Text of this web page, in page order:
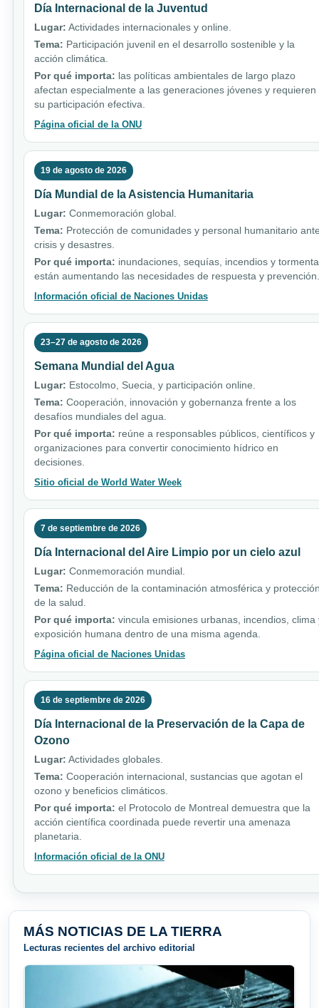
Día Internacional de la Juventud
Lugar: Actividades internacionales y online.
Tema: Participación juvenil en el desarrollo sostenible y la
acción climática.
Por qué importa: las políticas ambientales de largo plazo
afectan especialmente a las generaciones jóvenes y requieren
su participación efectiva.
Página oficial de la ONU
19 de agosto de 2026
Día Mundial de la Asistencia Humanitaria
Lugar: Conmemoración global.
Tema: Protección de comunidades y personal humanitario
crisis y desastres.
Por qué importa: inundaciones, sequías, incendios y
están aumentando las necesidades de respuesta y prevención.
Información oficial de Naciones Unidas
23–27 de agosto de 2026
Semana Mundial del Agua
Lugar: Estocolmo, Suecia, y participación online.
Tema: Cooperación, innovación y gobernanza frente a los
desafíos mundiales del agua.
Por qué importa: reúne a responsables públicos, científicos y
organizaciones para convertir conocimiento hídrico en
decisiones.
Sitio oficial de World Water Week
7 de septiembre de 2026
Día Internacional del Aire Limpio por un cielo azul
Lugar: Conmemoración mundial.
Tema: Reducción de la contaminación atmosférica y
de la salud.
Por qué importa: vincula emisiones urbanas, incendios, clima
exposición humana dentro de una misma agenda.
Página oficial de Naciones Unidas
16 de septiembre de 2026
Día Internacional de la Preservación de la Capa de
Ozono
Lugar: Actividades globales.
Tema: Cooperación internacional, sustancias que agotan el
ozono y beneficios climáticos.
Por qué importa: el Protocolo de Montreal demuestra que la
acción científica coordinada puede revertir una amenaza
planetaria.
Información oficial de la ONU
MÁS NOTICIAS DE LA TIERRA
Lecturas recientes del archivo editorial